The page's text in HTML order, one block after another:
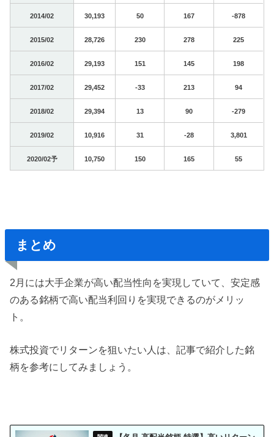
2014/02 30,193 50 167 -878
2015/02 28,726 230 278 225
2016/02 29,193 151 145 198
2017/02 29,452 -33 213 94
2018/02 29,394 13 90 -279
2019/02 10,916 31 -28 3,801
2020/02予 10,750 150 165 55
まとめ
2月には大手企業が高い配当性向を実現していて、安定感
のある銘柄で高い配当利回りを実現できるのがメリッ
ト。
株式投資でリターンを狙いたい人は、記事で紹介した銘
柄を参考にしてみましょう。